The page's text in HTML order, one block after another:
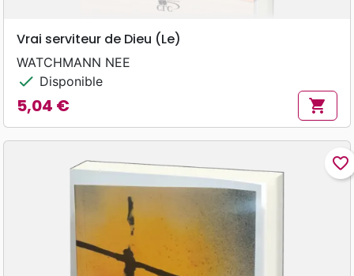
Vrai serviteur de Dieu (Le)
WATCHMANN NEE
check Disponible
Prix
5,04 € shopping_cart
favorite_border